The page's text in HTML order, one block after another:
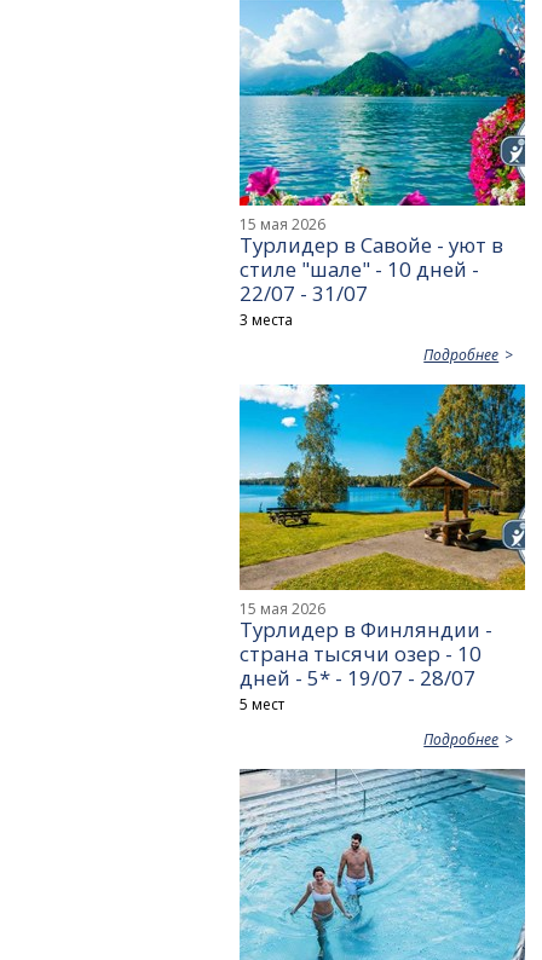
15 мая 2026
Турлидер в Савойе - уют в
стиле "шале" - 10 дней -
22/07 - 31/07
3 места
Подробнее
15 мая 2026
Турлидер в Финляндии -
страна тысячи озер - 10
дней - 5* - 19/07 - 28/07
5 мест
Подробнее